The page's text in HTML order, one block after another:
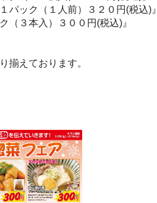
ック（１人前）３２０円(税込)』
３本入）３００円(税込)』
揃えております。